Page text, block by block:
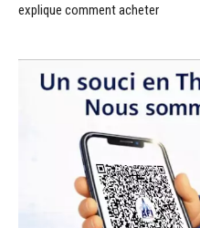
explique comment acheter